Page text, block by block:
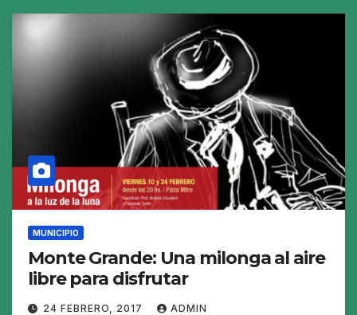
MUNICIPIO
Monte Grande: Una milonga al aire
libre para disfrutar
24 FEBRERO, 2017 ADMIN